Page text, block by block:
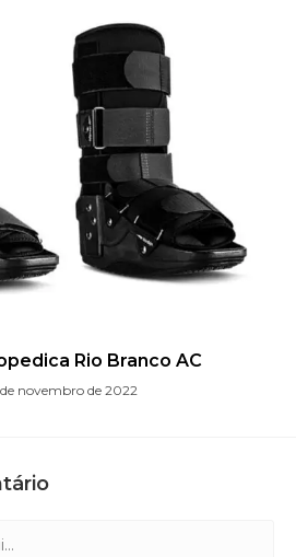
Rio Branco AC
de novembro de 2022